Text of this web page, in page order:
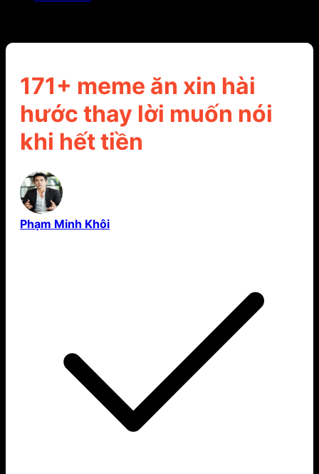
171+ meme ăn xin hài
hước thay lời muốn nói
khi hết tiền
Phạm Minh Khôi